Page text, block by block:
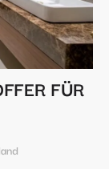
FÜR